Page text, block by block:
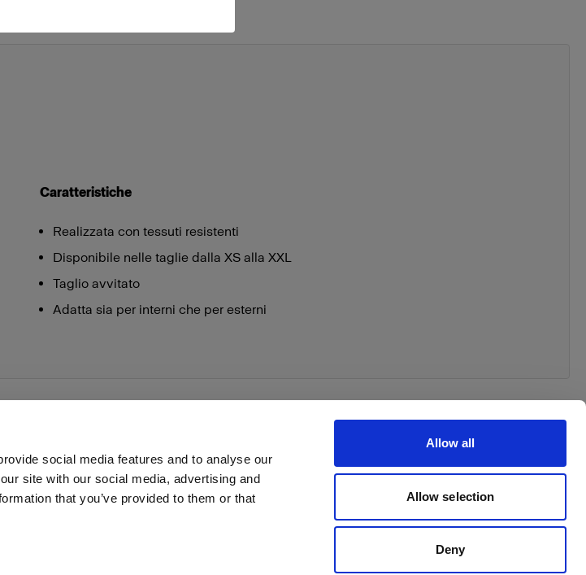
social media features and to analyse our
site with our social media, advertising and
that you’ve provided to them or that
Allow all
Allow selection
Deny
Caratteristiche
Realizzata con tessuti resistenti
Disponibile nelle taglie dalla XS alla XXL
Taglio avvitato
Adatta sia per interni che per esterni
Share the Light Withdrawal your order